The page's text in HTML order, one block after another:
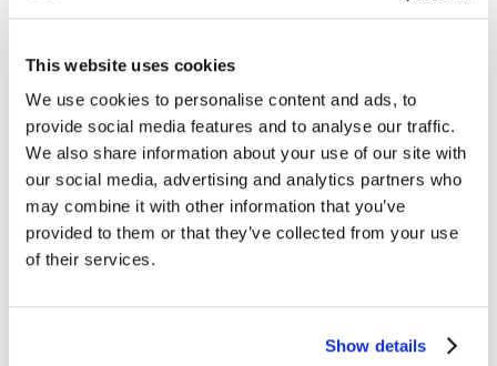
This website uses cookies
We use cookies to personalise content and ads, to
provide social media features and to analyse our traffic.
We also share information about your use of our site with
our social media, advertising and analytics partners who
may combine it with other information that you’ve
provided to them or that they’ve collected from your use
of their services.
Show details
Articoli correlati
23
LUG